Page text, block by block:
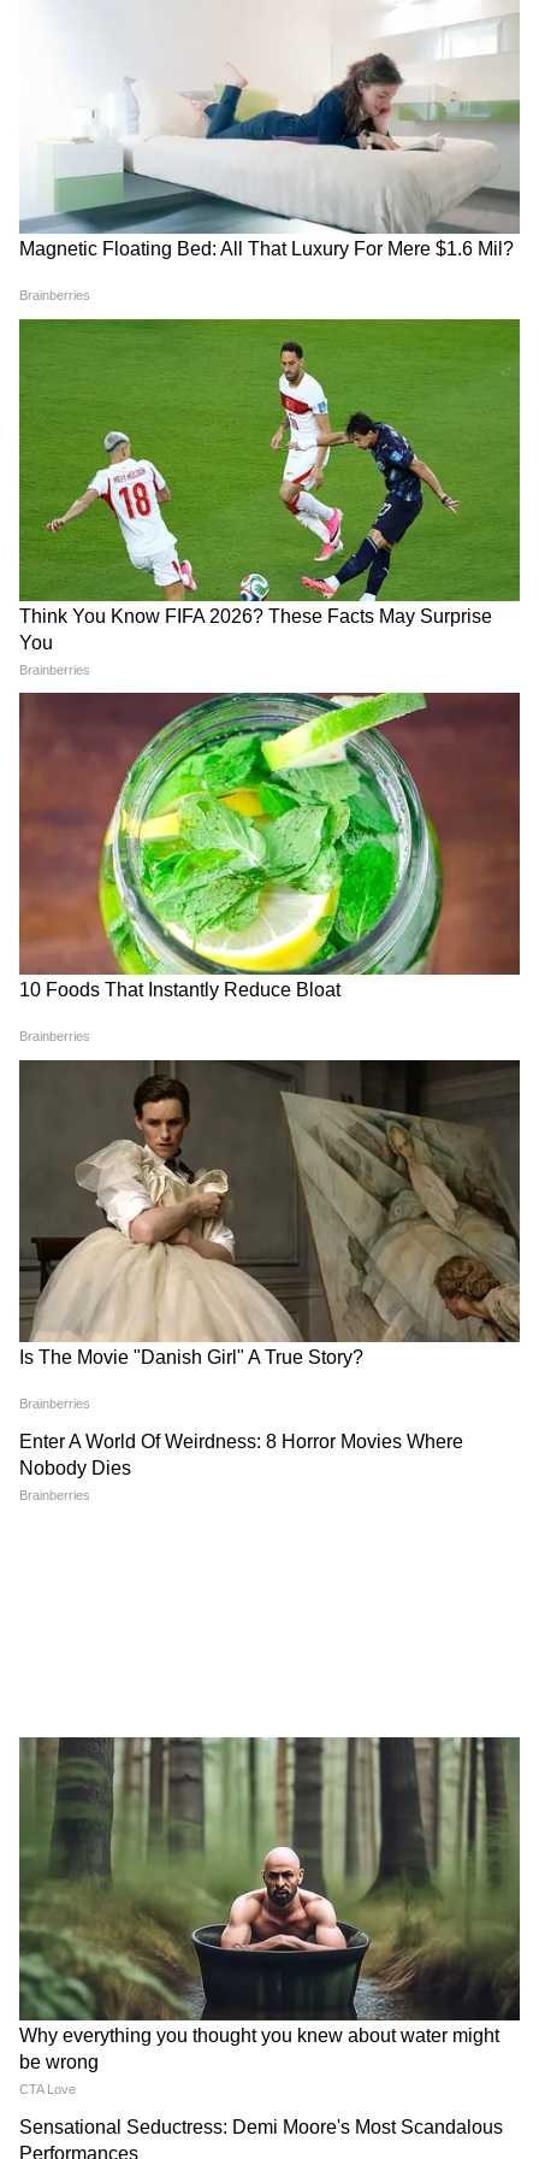
रनवे पर फिसला ट्रेनी विमान, 8 माह में तीसरा
Jharkhand Student Protest: छात्रों के
समर्थन में Jairam Mahato ने किया अनशन,
सुनिए क्या कहा?